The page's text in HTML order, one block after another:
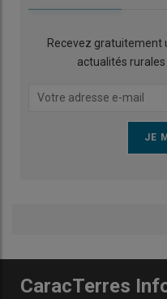
Recevez gratuitement
actualités rurales
CaracTerres